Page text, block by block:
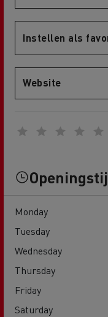
Instellen als
Website
Monday
Tuesday
Wednesday
Thursday
Friday
Saturday